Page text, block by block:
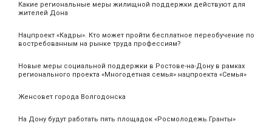
Какие региональные меры жилищной поддержки действуют для
жителей Дона
Нацпроект «Кадры». Кто может пройти бесплатное переобучение по
востребованным на рынке труда профессиям?
Новые меры социальной поддержки в Ростове-на-Дону в рамках
регионального проекта «Многодетная семья» нацпроекта «Семья»
Женсовет города Волгодонска
На Дону будут работать пять площадок «Росмолодежь.Гранты»